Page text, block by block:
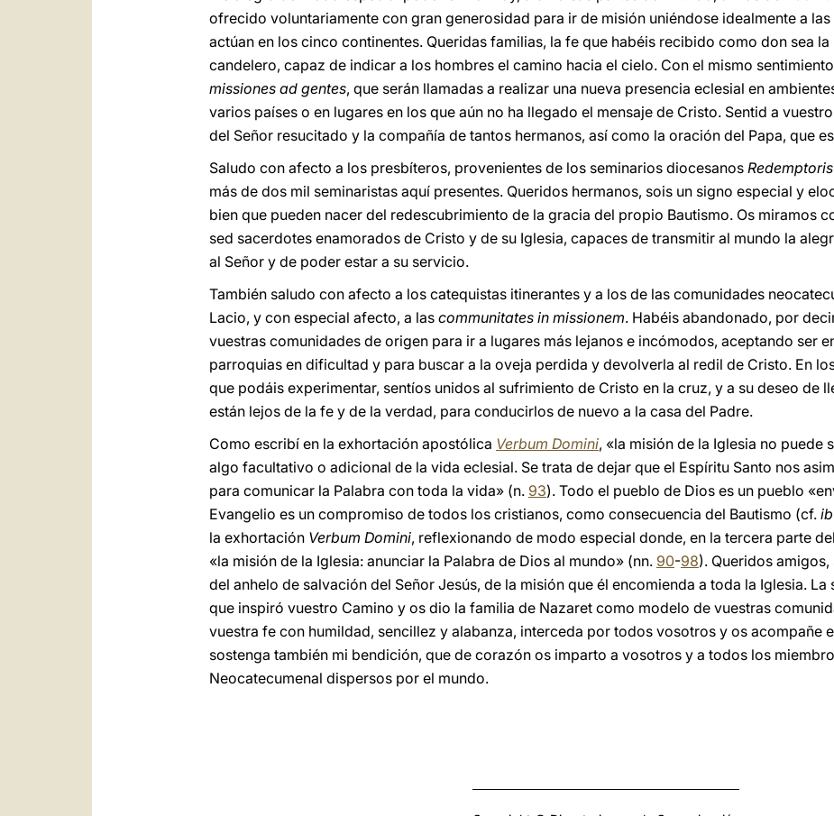
ofrecido voluntariamente con gran generosidad para ir de misión uniéndose idealmente a
actúan en los cinco continentes. Queridas familias, la fe que habéis recibido como don sea
candelero, capaz de indicar a los hombres el camino hacia el cielo. Con el mismo
missiones ad gentes, que serán llamadas a realizar una nueva presencia eclesial en
varios países o en lugares en los que aún no ha llegado el mensaje de Cristo. Sentid a
del Señor resucitado y la compañía de tantos hermanos, así como la oración del Papa, que
Saludo con afecto a los presbíteros, provenientes de los seminarios diocesanos
más de dos mil seminaristas aquí presentes. Queridos hermanos, sois un signo especial y
bien que pueden nacer del redescubrimiento de la gracia del propio Bautismo. Os miramos
sed sacerdotes enamorados de Cristo y de su Iglesia, capaces de transmitir al mundo la
al Señor y de poder estar a su servicio.
También saludo con afecto a los catequistas itinerantes y a los de las comunidades
Lacio, y con especial afecto, a las communitates in missionem. Habéis abandonado, por
vuestras comunidades de origen para ir a lugares más lejanos e incómodos, aceptando ser
parroquias en dificultad y para buscar a la oveja perdida y devolverla al redil de Cristo. En
que podáis experimentar, sentíos unidos al sufrimiento de Cristo en la cruz, y a su deseo de
están lejos de la fe y de la verdad, para conducirlos de nuevo a la casa del Padre.
Como escribí en la exhortación apostólica Verbum Domini, «la misión de la Iglesia no puede
algo facultativo o adicional de la vida eclesial. Se trata de dejar que el Espíritu Santo nos
para comunicar la Palabra con toda la vida» (n. 93). Todo el pueblo de Dios es un pueblo
Evangelio es un compromiso de todos los cristianos, como consecuencia del Bautismo (cf. ib
la exhortación Verbum Domini, reflexionando de modo especial donde, en la tercera parte
«la misión de la Iglesia: anunciar la Palabra de Dios al mundo» (nn. 90-98). Queridos
del anhelo de salvación del Señor Jesús, de la misión que él encomienda a toda la Iglesia. La
que inspiró vuestro Camino y os dio la familia de Nazaret como modelo de vuestras
vuestra fe con humildad, sencillez y alabanza, interceda por todos vosotros y os acompañe
sostenga también mi bendición, que de corazón os imparto a vosotros y a todos los
Neocatecumenal dispersos por el mundo.